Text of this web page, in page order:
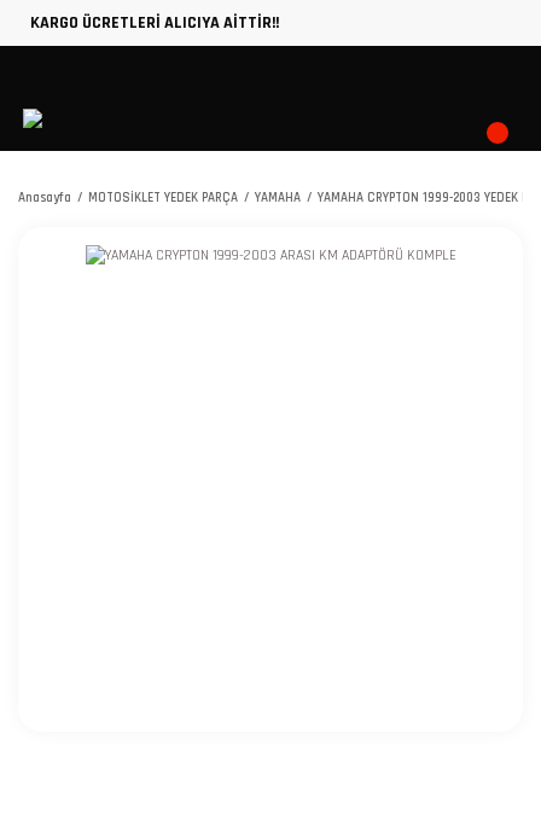
KARGO ÜCRETLERİ ALICIYA AİTTİR!!
Anasayfa MOTOSİKLET YEDEK PARÇA YAMAHA YAMAHA CRYPTON 1999-2003 YEDEK